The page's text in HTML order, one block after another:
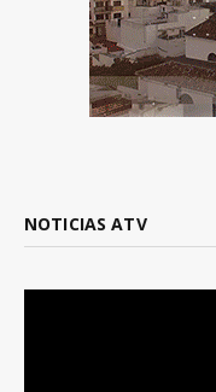
NOTICIAS ATV